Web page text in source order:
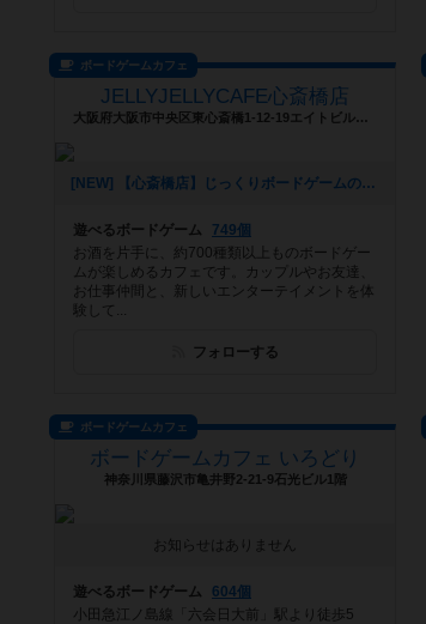
ボードゲームカフェ
JELLYJELLYCAFE心斎橋店
大阪府大阪市中央区東心斎橋1-12-19エイトビルヂング5F
[NEW] 【心斎橋店】じっくりボードゲームの世界に浸かってみよう！平日重ゲー会【テラフォーミング・マーズ】（2024年08月28日 13時22分）
遊べるボードゲーム
749個
お酒を片手に、約700種類以上ものボードゲー
ムが楽しめるカフェです。カップルやお友達、
お仕事仲間と、新しいエンターテイメントを体
験して...
フォローする
ボードゲームカフェ
ボードゲームカフェ いろどり
神奈川県藤沢市亀井野2-21-9石光ビル1階
お知らせはありません
遊べるボードゲーム
604個
小田急江ノ島線「六会日大前」駅より徒歩5